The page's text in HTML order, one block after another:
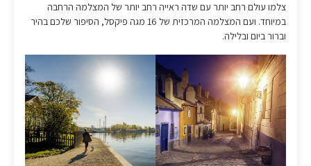
צלמו עולם רחב יותר עם שדה ראייה רחב יותר של המצלמה הרחבה
במיוחד. ועם המצלמה המרכזית של 16 מגה פיקסל, הסיפור שלכם בהיר
וברור ביום ובלילה.